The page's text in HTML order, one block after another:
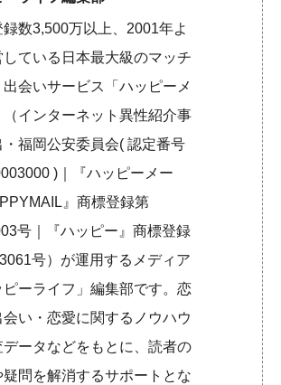
録数3,500万以上、2001年よ
している日本最大級のマッチ
出会いサービス「ハッピーメ
（インターネット異性紹介事
・福岡公安委員会( 認定番号
)｜『ハッピーメー
』商標登録第
号｜『ハッピー』商標登録
号）が運用するメディア
ピーライフ」編集部です。恋
会い・恋愛に関するノウハウ
データなどをもとに、読者の
疑問を解消するサポートとな